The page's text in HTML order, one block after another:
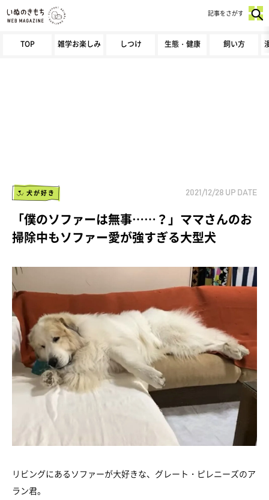
TOP 雑学お楽しみ しつけ 生態・健康 飼い方
記事をさがす
犬が好き 2021/12/28 UP DATE
「僕のソファーは無事……？」ママさんのお
掃除中もソファー愛が強すぎる大型犬
リビングにあるソファーが大好きな、グレート・ピレニーズのア
ラン君。